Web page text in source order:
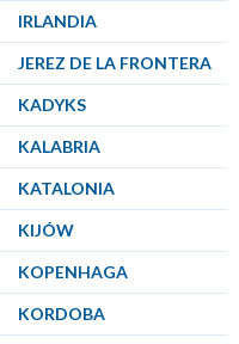
IRLANDIA
JEREZ DE LA FRONTERA
KADYKS
KALABRIA
KATALONIA
KIJÓW
KOPENHAGA
KORDOBA